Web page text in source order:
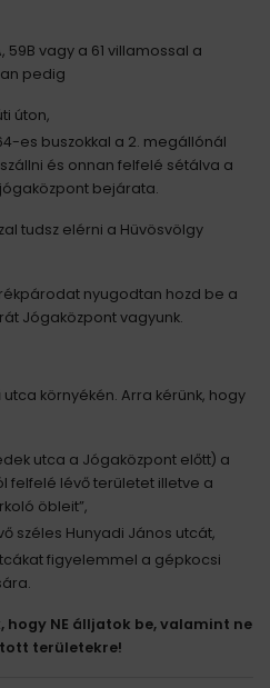
59B vagy a 61 villamossal a
pedig
úton,
es buszokkal a 2. megállónál
és onnan felfelé sétálva a
bejárata.
tudsz elérni a Hüvösvölgy
nyugodtan hozd be a
Jógaközpont vagyunk.
környékén. Arra kérünk, hogy
utca a Jógaközpont előtt) a
felfelé lévő területet illetve a
öbleit”,
széles Hunyadi János utcát,
figyelemmel a gépkocsi
hogy NE álljatok be, valamint ne
területekre!